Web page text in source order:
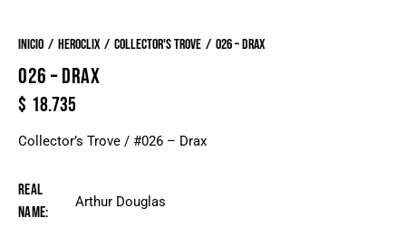
Inicio Heroclix Collector's Trove 026 – Drax
026 – DRAX
$ 18.735
Collector’s Trove / #026 – Drax
Real
Name
Arthur Douglas